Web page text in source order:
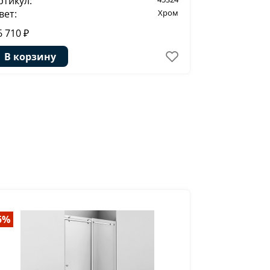
Хром
710 ₽
В корзину